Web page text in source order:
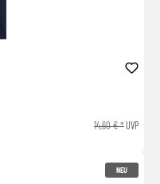
14,60 € *UVP
NEU